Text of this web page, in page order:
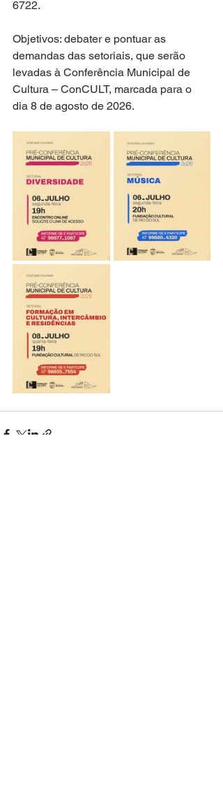
6722.
Objetivos: debater e pontuar as
demandas das setoriais, que serão
levadas à Conferência Municipal de
Cultura – ConCULT, marcada para o
dia 8 de agosto de 2026.